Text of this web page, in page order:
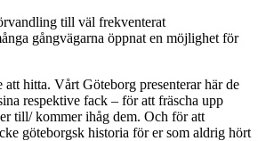
till väl frekventerat
gångvägarna öppnat en möjlighet för
att hitta. Vårt Göteborg presenterar här de
respektive fack – för att fräscha upp
till/ kommer ihåg dem. Och för att
göteborgsk historia för er som aldrig hört